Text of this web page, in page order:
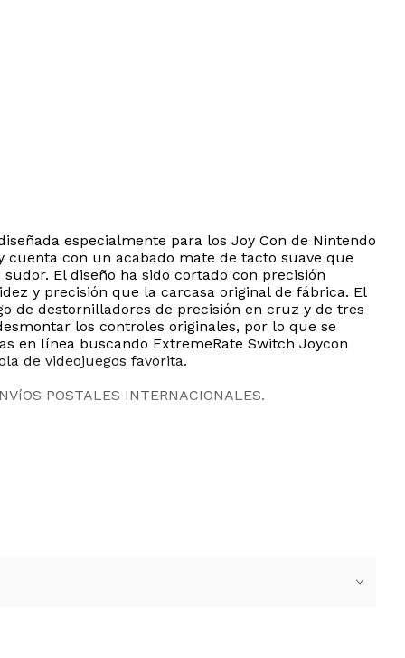
especialmente para los Joy Con de Nintendo
cuenta con un acabado mate de tacto suave que
El diseño ha sido cortado con precisión
y precisión que la carcasa original de fábrica. El
de destornilladores de precisión en cruz y de tres
los controles originales, por lo que se
en línea buscando ExtremeRate Switch Joycon
de videojuegos favorita.
POSTALES INTERNACIONALES.